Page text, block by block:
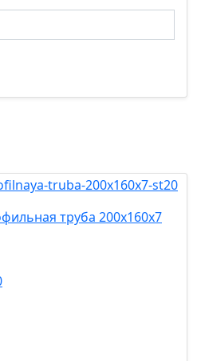
труба 200х160х7